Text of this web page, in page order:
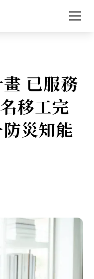
已服務
移工完
災知能